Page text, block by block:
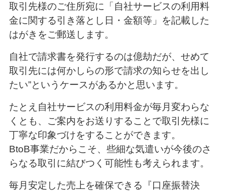
取引先様のご住所宛に「自社サービスの利用料
金に関する引き落とし日・金額等」を記載した
はがきをご郵送します。
自社で請求書を発行するのは億劫だが、せめて
取引先には何かしらの形で請求の知らせを出し
たい”というケースがあるかと思います。
たとえ自社サービスの利用料金が毎月変わらな
くとも、ご案内をお送りすることで取引先様に
丁寧な印象づけをすることができます。
BtoB事業だからこそ、些細な気遣いが今後のさ
らなる取引に結びつく可能性も考えられます。
毎月安定した売上を確保できる『口座振替決